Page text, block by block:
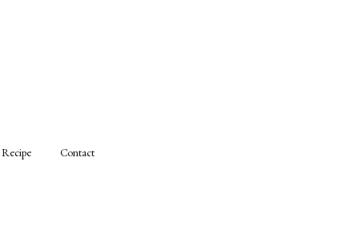
Recipe Contact